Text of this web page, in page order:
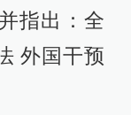
指出：全
外国干预